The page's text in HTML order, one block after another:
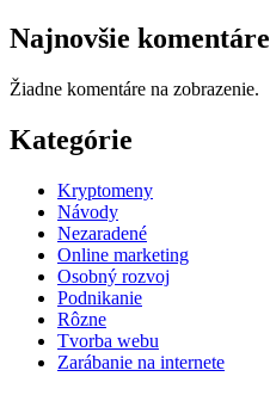
Najnovšie komentáre
Žiadne komentáre na zobrazenie.
Kategórie
Kryptomeny
Návody
Nezaradené
Online marketing
Osobný rozvoj
Podnikanie
Rôzne
Tvorba webu
Zarábanie na internete